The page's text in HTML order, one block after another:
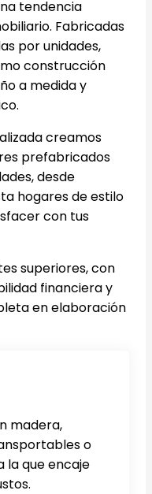
tendencia
Fabricadas
por unidades,
construcción
a medida y
creamos
prefabricados
desde
hogares de estilo
con tus
superiores, con
financiera y
en elaboración
madera,
o
la que encaje